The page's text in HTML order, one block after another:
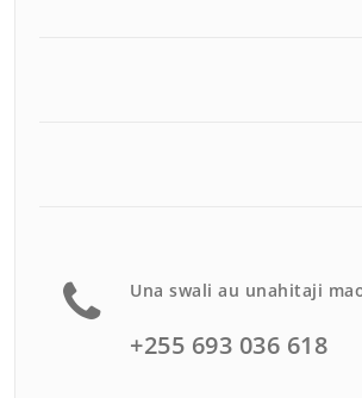
Una swali au unahitaji
+255 693 036 618